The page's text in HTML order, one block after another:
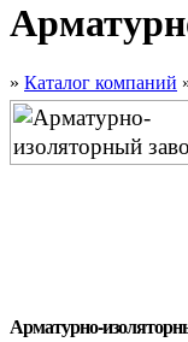
» Каталог компаний
Арматурно-